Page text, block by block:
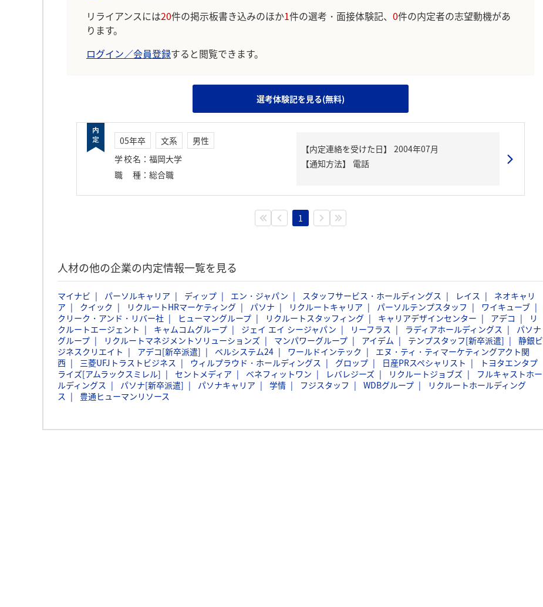
リライアンスには20件の掲示板書き込みのほか1件の選考・面接体験記、 0件の内定者の志望動機があ
ります。
ログイン／会員登録すると閲覧できます。
選考体験記を見る(無料)
05年卒 文系
男性
学校名 ： 福岡大学
職種 ： 総合職
【内定連絡を受けた日】
2004年07月
【通知方法】
電話
1
人材の他の企業の内定情報一覧を見る
マイナビ パーソルキャリア ディップ エン・ジャパン スタッフサービス・ホールディングス レイス
ネオキャリ
ア
クイック リクルートHRマーケティング パソナ リクルートキャリア パーソルテンプスタッフ
ワイキューブ
クリーク・アンド・リバー社
ヒューマングループ リクルートスタッフィング キャリアデザインセンター アデコ
リ
クルートエージェント
キャムコムグループ ジェイ エイ シージャパン リーフラス ラディアホールディングス
パソナ
グループ
リクルートマネジメントソリューションズ マンパワーグループ アイデム テンプスタッフ[新卒派遣]
静銀ビ
ジネスクリエイト
アデコ[新卒派遣] ベルシステム24 ワールドインテック
エヌ・ティ・ティマーケティングアクト関
西
三菱UFJトラストビジネス ウィルプラウド・ホールディングス グロップ 日産PRスペシャリスト
トヨタエンタプ
ライズ[アムラックスミレル]
セントメディア ベネフィットワン レバレジーズ リクルートジョブズ
フルキャストホー
ルディングス
パソナ[新卒派遣] パソナキャリア 学情 フジスタッフ WDBグループ
リクルートホールディング
ス
豊通ヒューマンリソース